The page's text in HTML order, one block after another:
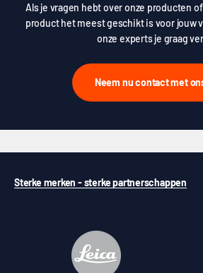
Als je vragen hebt over onze producten
product het meest geschikt is voor jouw
onze experts je graag
Neem nu contact met
Sterke merken - sterke partnerschappen